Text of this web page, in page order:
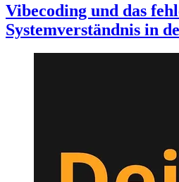
Vibecoding und das
Systemverständnis in